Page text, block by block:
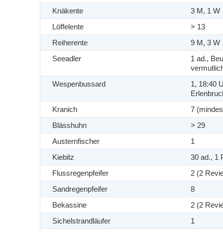
Knäkente
3 M, 1 W
Löffelente
> 13
Reiherente
9 M, 3 W
Seeadler
1 ad.,
Wespenbussard
1, 18:40
Kranich
7
Blässhuhn
> 29
Austernfischer
1
Kiebitz
30 ad., 1
Flussregenpfeifer
2 (2
Sandregenpfeifer
8
Bekassine
2 (2
Sichelstrandläufer
1